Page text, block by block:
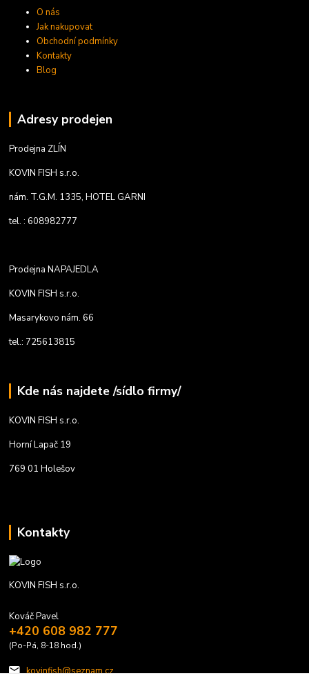
O nás
Jak nakupovat
Obchodní podmínky
Kontakty
Blog
Adresy prodejen
Prodejna ZLÍN
KOVIN FISH s.r.o.
nám. T.G.M. 1335, HOTEL GARNI
tel. : 608982777
Prodejna NAPAJEDLA
KOVIN FISH s.r.o.
Masarykovo nám. 66
tel.: 725613815
Kde nás najdete /sídlo firmy/
KOVIN FISH s.r.o.
Horní Lapač 19
769 01 Holešov
Kontakty
KOVIN FISH s.r.o.
Kováč Pavel
+420 608 982 777
(Po-Pá, 8-18 hod.)
kovinfish@seznam.cz